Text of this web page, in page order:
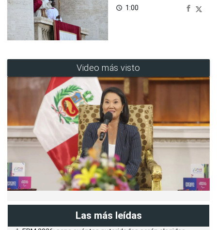
access_time 1:00
Video más visto
Las más leídas